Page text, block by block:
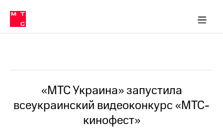
Медиа-центр
и акционерам
Устойчивое развитие
Комплаенс и деловая этика
компании
Карьера
История
компании
Руководство
в МТС
Пресс-
релизы
о технологиях
«МТС Украина» запустила
всеукраинский видеоконкурс «МТС-
кинофест»